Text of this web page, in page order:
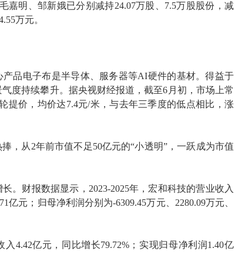
嘉明、邹新娥已分别减持24.07万股、7.5万股股份，减
万元。
品电子布是半导体、服务器等AI硬件的基材。得益于
度持续攀升。据央视财经报道，截至6月初，市场上常
提价，均价达7.4元/米，与去年三季度的低点相比，涨
，从2年前市值不足50亿元的“小透明”，一跃成为市值
。财报数据显示，2023-2025年，宏和科技的营业收入
亿元；归母净利润分别为-6309.45万元、2280.09万元、
4.42亿元，同比增长79.72%；实现归母净利润1.40亿